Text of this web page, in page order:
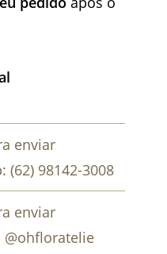
enviar
(62) 98142-3008
enviar
@ohfloratelie